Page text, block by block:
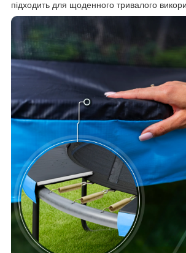
підходить для щоденного тривалого